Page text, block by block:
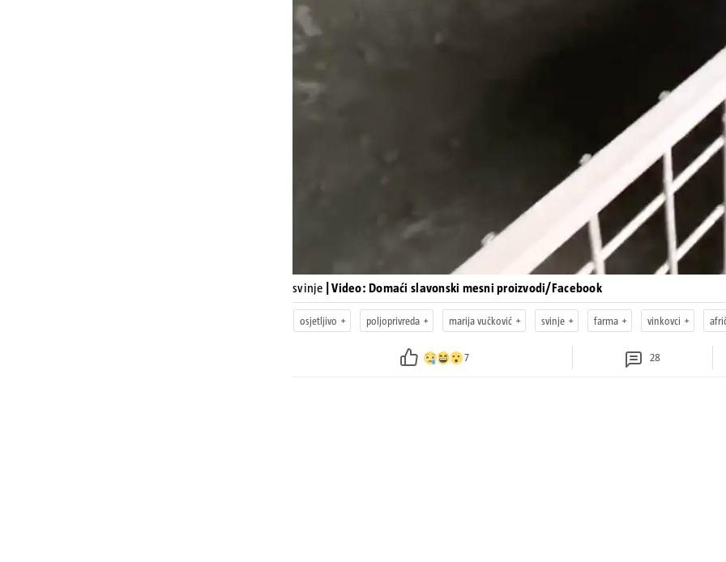
svinje | Video: Domaći slavonski mesni proizvodi/Facebook
osjetljivo poljoprivreda marija vučković svinje farma vinkovci
7 28